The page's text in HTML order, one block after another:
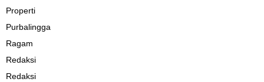
Properti
Purbalingga
Ragam
Redaksi
Redaksi